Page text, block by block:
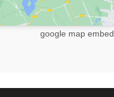
google map embed